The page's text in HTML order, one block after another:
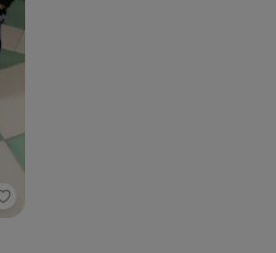
Bento - Calça Jogger de